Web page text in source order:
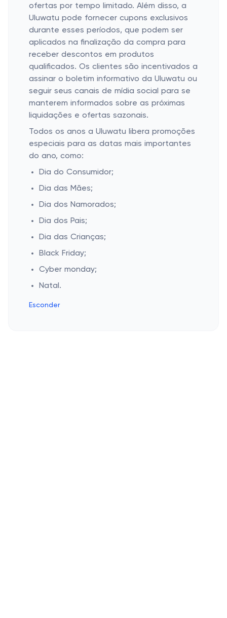
ofertas por tempo limitado. Além disso, a
Uluwatu pode fornecer cupons exclusivos
durante esses períodos, que podem ser
aplicados na finalização da compra para
receber descontos em produtos
qualificados. Os clientes são incentivados a
assinar o boletim informativo da Uluwatu ou
seguir seus canais de mídia social para se
manterem informados sobre as próximas
liquidações e ofertas sazonais.
Todos os anos a Uluwatu libera promoções
especiais para as datas mais importantes
do ano, como:
Dia do Consumidor;
Dia das Mães;
Dia dos Namorados;
Dia dos Pais;
Dia das Crianças;
Black Friday;
Cyber monday;
Natal.
Esconder